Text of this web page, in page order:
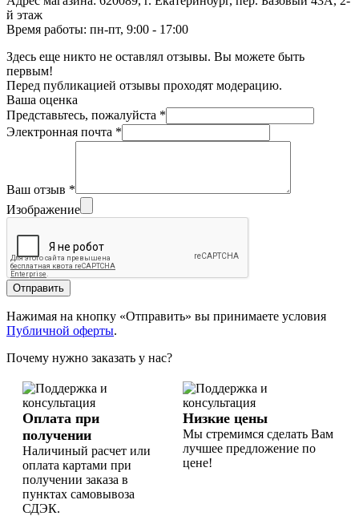
й этаж
Время работы: пн-пт, 9:00 - 17:00
Здесь еще никто не оставлял отзывы. Вы можете быть
первым!
Перед публикацией отзывы проходят модерацию.
Ваша оценка
Представьтесь, пожалуйста *
Электронная почта *
Ваш отзыв *
Изображение
Отправить
Нажимая на кнопку «Отправить» вы принимаете условия
Публичной оферты.
Почему нужно заказать у нас?
Оплата при
получении
Наличиный расчет или
оплата картами при
получении заказа в
пунктах самовывоза
СДЭК.
Низкие цены
Мы стремимся сделать Вам
лучшее предложение по
цене!